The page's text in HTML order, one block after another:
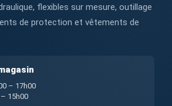
flexibles sur mesure, outillage
de protection et vêtements de
– 17h00
15h00